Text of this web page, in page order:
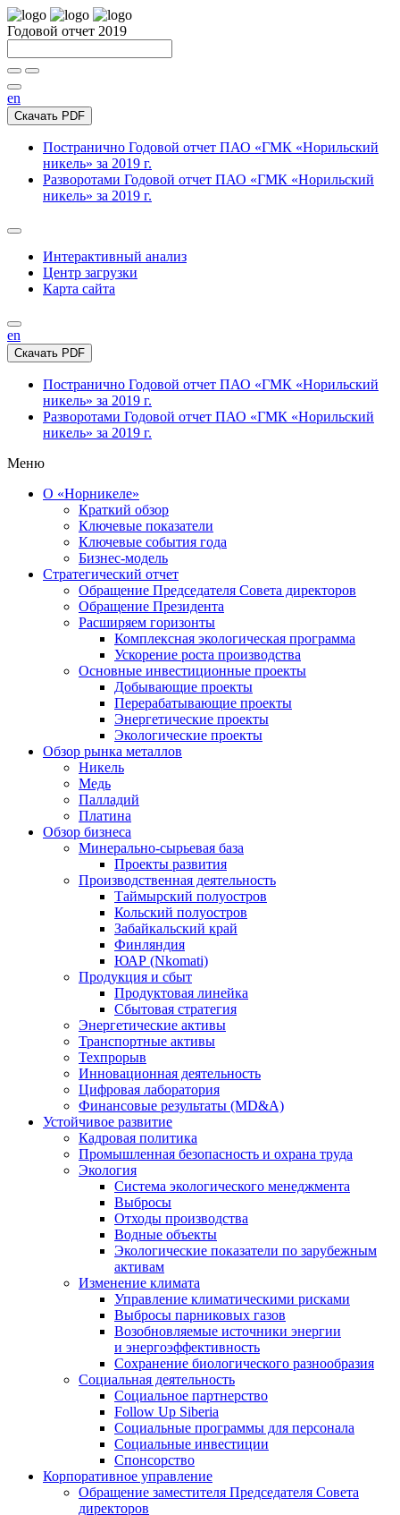
Годовой отчет 2019
en
Скачать PDF
Постранично Годовой отчет ПАО «ГМК «Норильский
никель» за 2019 г.
Разворотами Годовой отчет ПАО «ГМК «Норильский
никель» за 2019 г.
Интерактивный анализ
Центр загрузки
Карта сайта
en
Скачать PDF
Постранично Годовой отчет ПАО «ГМК «Норильский
никель» за 2019 г.
Разворотами Годовой отчет ПАО «ГМК «Норильский
никель» за 2019 г.
Меню
О «Норникеле»
Краткий обзор
Ключевые показатели
Ключевые события года
Бизнес-модель
Стратегический отчет
Обращение Председателя Совета директоров
Обращение Президента
Расширяем горизонты
Комплексная экологическая программа
Ускорение роста производства
Основные инвестиционные проекты
Добывающие проекты
Перерабатывающие проекты
Энергетические проекты
Экологические проекты
Обзор рынка металлов
Никель
Медь
Палладий
Платина
Обзор бизнеса
Минерально-сырьевая база
Проекты развития
Производственная деятельность
Таймырский полуостров
Кольский полуостров
Забайкальский край
Финляндия
ЮАР (Nkomati)
Продукция и сбыт
Продуктовая линейка
Сбытовая стратегия
Энергетические активы
Транспортные активы
Техпрорыв
Инновационная деятельность
Цифровая лаборатория
Финансовые результаты (MD&A)
Устойчивое развитие
Кадровая политика
Промышленная безопасность и охрана труда
Экология
Система экологического менеджмента
Выбросы
Отходы производства
Водные объекты
Экологические показатели по зарубежным
активам
Изменение климата
Управление климатическими рисками
Выбросы парниковых газов
Возобновляемые источники энергии
и энергоэффективность
Сохранение биологического разнообразия
Социальная деятельность
Социальное партнерство
Follow Up Siberia
Социальные программы для персонала
Социальные инвестиции
Спонсорство
Корпоративное управление
Обращение заместителя Председателя Совета
директоров